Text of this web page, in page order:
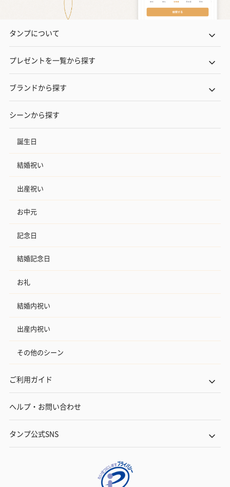
タンプについて
プレゼントを一覧から探す
ブランドから探す
シーンから探す
誕生日
結婚祝い
出産祝い
お中元
記念日
結婚記念日
お礼
結婚内祝い
出産内祝い
その他のシーン
ご利用ガイド
ヘルプ・お問い合わせ
タンプ公式SNS